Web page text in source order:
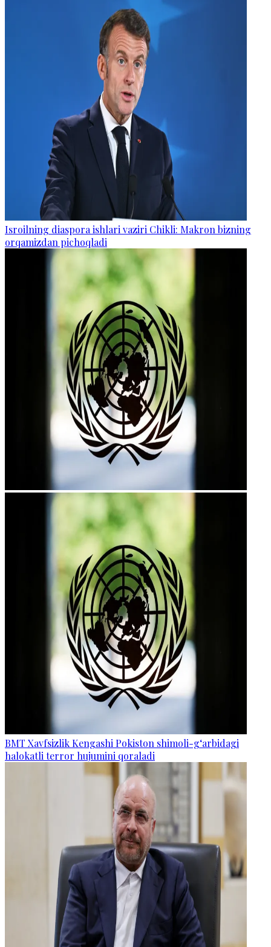
Isroilning diaspora ishlari vaziri Chikli: Makron bizning
orqamizdan pichoqladi
BMT Xavfsizlik Kengashi Pokiston shimoli-g‘arbidagi
halokatli terror hujumini qoraladi